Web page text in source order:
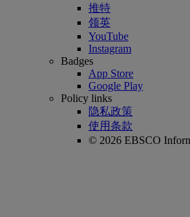
推特
领英
YouTube
Instagram
Badges
App Store
Google Play
Policy links
隐私政策
使用条款
© 2026 EBSCO